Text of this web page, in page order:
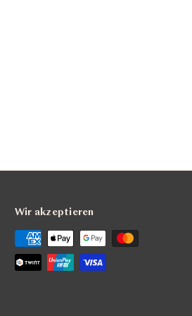
Wir akzeptieren